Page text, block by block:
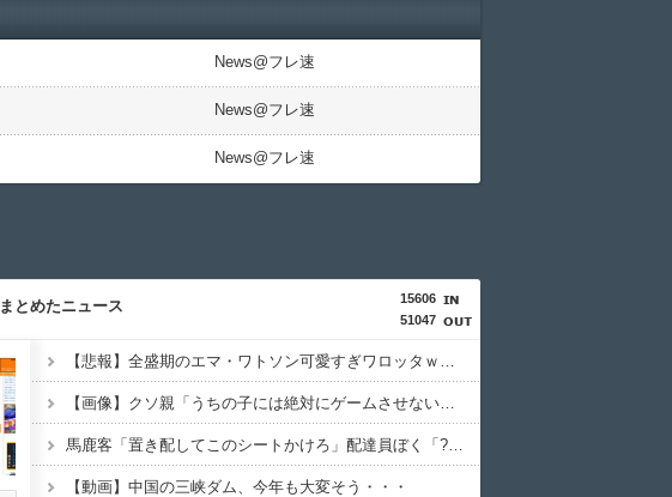
News@フレ速
News@フレ速
News@フレ速
15606
51047
まとめたニュース
【悲報】全盛期のエマ・ワトソン可愛すぎワロッタｗｗｗｗｗｗｗｗｗ
【画像】クソ親「うちの子には絶対にゲームさせないしテレビも見させない！！！！！」
馬鹿客「置き配してこのシートかけろ」配達員ぼく「????」
【動画】中国の三峡ダム、今年も大変そう・・・